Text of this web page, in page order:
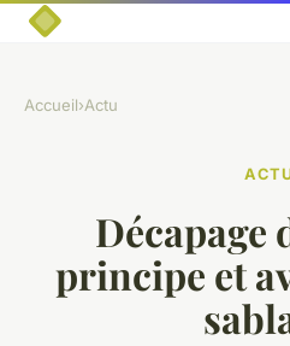
Accueil›Actu
Décapage
principe et